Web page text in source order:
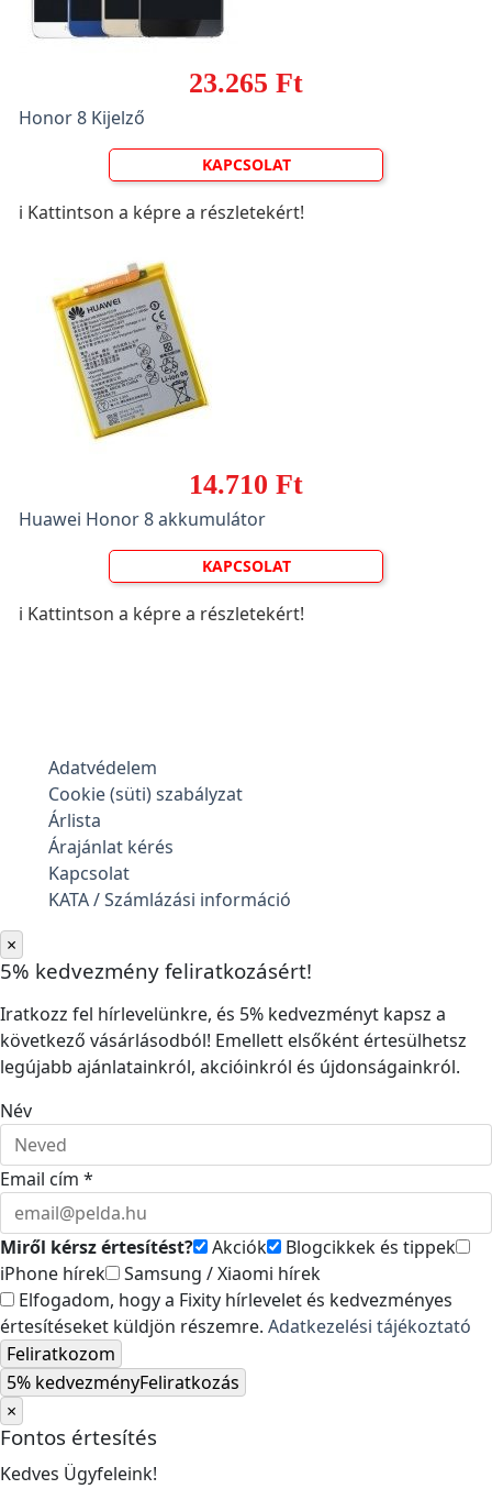
23.265 Ft
Honor 8 Kijelző
KAPCSOLAT
ℹ️ Kattintson a képre a részletekért!
14.710 Ft
Huawei Honor 8 akkumulátor
KAPCSOLAT
ℹ️ Kattintson a képre a részletekért!
Adatvédelem
Cookie (süti) szabályzat
Árlista
Árajánlat kérés
Kapcsolat
KATA / Számlázási információ
×
5% kedvezmény feliratkozásért!
Iratkozz fel hírlevelünkre, és 5% kedvezményt kapsz a
következő vásárlásodból! Emellett elsőként értesülhetsz
legújabb ajánlatainkról, akcióinkról és újdonságainkról.
Név
Email cím *
Miről kérsz értesítést? Akciók
Blogcikkek és tippek
iPhone hírek
Samsung / Xiaomi hírek
Elfogadom, hogy a Fixity hírlevelet és kedvezményes
értesítéseket küldjön részemre. Adatkezelési tájékoztató
Feliratkozom
5% kedvezményFeliratkozás
×
Fontos értesítés
Kedves Ügyfeleink!